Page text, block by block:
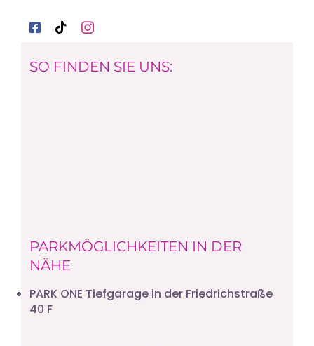
SO FINDEN SIE UNS:
PARKMÖGLICHKEITEN IN DER
NÄHE
PARK ONE Tiefgarage in der Friedrichstraße
40 F